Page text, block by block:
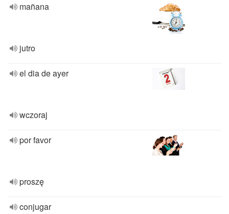
mañana
jutro
el dia de ayer
wczoraj
por favor
proszę
conjugar